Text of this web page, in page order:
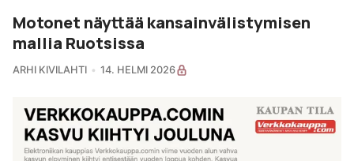
Motonet näyttää kansainvälistymisen
mallia Ruotsissa
ARHI KIVILAHTI 14. HELMI 2026